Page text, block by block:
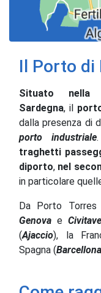
Il Porto di
Situato nella
Sardegna, il
dalla presenza di
porto industriale
traghetti
diporto, nel
in particolare
Da Porto Torres
Genova e
(Ajaccio), la
Spagna (Barcellona